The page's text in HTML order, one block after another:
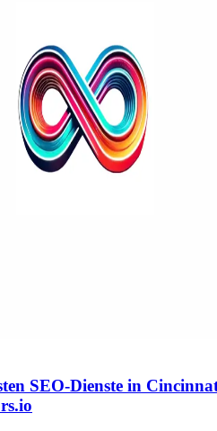
SEO-Dienste in